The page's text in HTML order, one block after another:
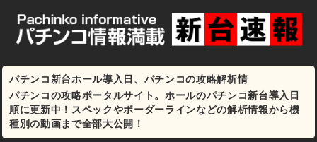
パチンコ新台ホール導入日、パチンコの攻略解析情
パチンコの攻略ポータルサイト。ホールのパチンコ新台導入日
順に更新中！スペックやボーダーラインなどの解析情報から機
種別の動画まで全部大公開！